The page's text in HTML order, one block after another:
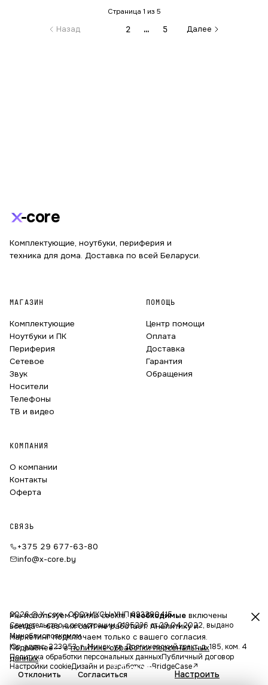
Страница 1 из 5
Назад 2 … 5 Далее
Фильтры
core
Комплектующие, ноутбуки, периферия и
техника для дома. Доставка по всей Беларуси.
МАГАЗИН
Комплектующие
Ноутбуки и ПК
Периферия
Сетевое
Звук
Носители
Телефоны
ТВ и видео
ПОМОЩЬ
Центр помощи
Оплата
Доставка
Гарантия
Обращения
КОМПАНИЯ
О компании
Контакты
Оферта
СВЯЗЬ
+375 29 677-63-80
info@x-core.by
2026 © X-core · ООО «ИКСЫ»УНП 693280415
Свидетельство о регистрации 0195236 от 29.04.2022, выдано
Миноблисполкомом
Юр. адрес: 223053, г. Минск, ул. Долгиновский тракт, д. 185, ком. 4
Политика обработки персональных данныхПубличный договор
Настройки cookieДизайн и разработка —BridgeCase↗
Мы используем файлы cookie.Необходимые включены
всегда — без них сайт не работает. Аналитику и
маркетинг подключаем только с вашего согласия.
Подробнее — вполитике обработки персональных
данных.
Настроить
Отклонить Согласиться